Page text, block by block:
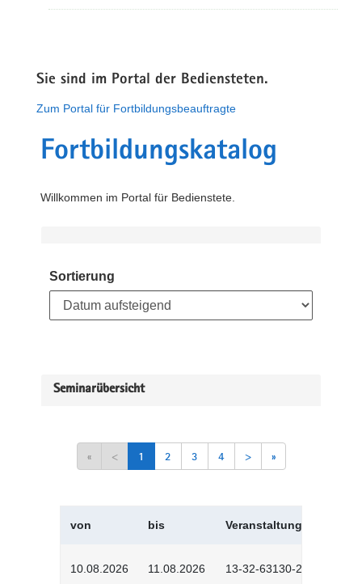
Sie sind im Portal der Bediensteten.
Zum Portal für Fortbildungsbeauftragte
Fortbildungskatalog
Willkommen im Portal für Bedienstete.
Sortierung
Seminarübersicht
« < 1 2 3 4 > »
von bis Veranstaltungskürzel
10.08.2026 11.08.2026 13-32-63130-2601